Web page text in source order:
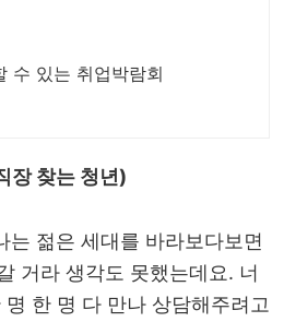
수 있는 취업박람회
장 찾는 청년)
는 젊은 세대를 바라보다보면
거라 생각도 못했는데요. 너
한 명 다 만나 상담해주려고